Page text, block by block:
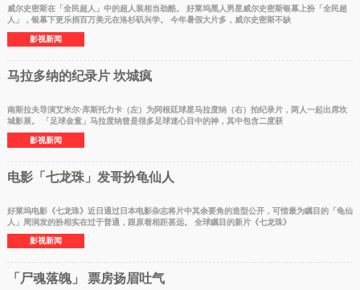
威尔史密斯在「全民超人」中的超人装相当劲酷。 好莱坞黑人男星威尔史密斯银幕上扮「全民超
人」，银幕下更乐捐百万美元在洛杉矶兴学。 今年暑假大片多，威尔史密斯不缺
影视新闻
马拉多纳的纪录片 坎城疯
南斯拉夫导演艾米尔·库斯托力卡（左）为阿根廷球星马拉度纳（右）拍纪录片，两人一起出席坎
城影展。 「足球金童」马拉度纳曾是很多足球迷心目中的神，其中包含二度获
影视新闻
电影「七龙珠」发哥扮龟仙人
好莱坞电影《七龙珠》近日通过日本电影杂志将片中其余要角的造型公开，可惜最为瞩目的「龟仙
人」周润发的扮相实在过于普通，跟原着相距甚远。 全球瞩目的新片《七龙珠》
影视新闻
「尸魂落魄」 票房扬眉吐气